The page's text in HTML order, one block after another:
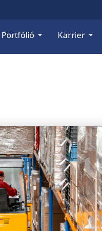
Portfólió Karrier